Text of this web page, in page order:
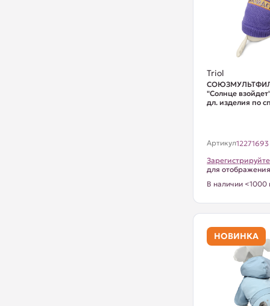
Triol
"Солнце
дл. изделия по
Артикул12271693
для
В наличии <1000
НОВИНКА